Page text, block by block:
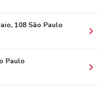
108 São Paulo
Paulo